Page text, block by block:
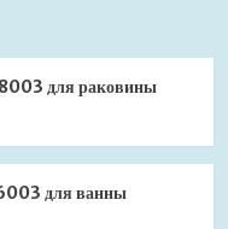
для раковины
для ванны